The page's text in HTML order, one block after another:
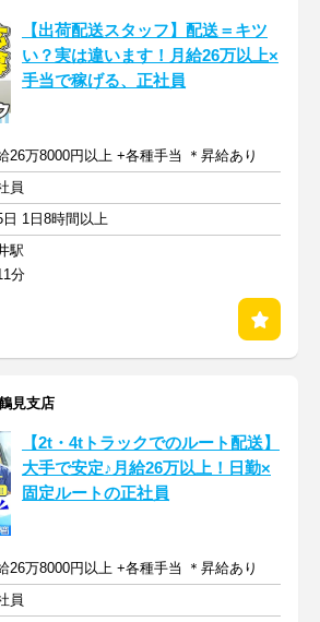
【出荷配送スタッフ】配送＝キツ
い？実は違います！月給26万以上×
手当で稼げる、正社員
26万8000円以上 +各種手当 ＊昇給あり
員
日 1日8時間以上
駅
分
見支店
【2t・4tトラックでのルート配送】
大手で安定♪月給26万以上！日勤×
固定ルートの正社員
26万8000円以上 +各種手当 ＊昇給あり
員